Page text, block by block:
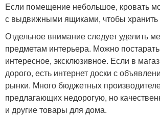
Если помещение небольшое, кровать
с выдвижными ящиками, чтобы
Отдельное внимание следует уделить
предметам интерьера. Можно
интересное, эксклюзивное. Если в
дорого, есть интернет доски с
рынки. Много бюджетных
предлагающих недорогую, но
и другие товары для дома.